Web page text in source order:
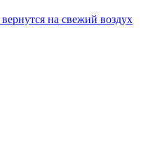
на свежий воздух